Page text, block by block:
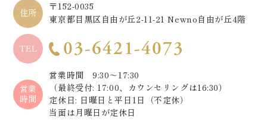
住所
〒152-0035
東京都目黒区自由が丘2-11-21 Newno自由が丘4階
TEL 03-6421-4073
営業
時間
営業時間 9:30～17:30
（最終受付: 17:00、カウンセリングは16:30）
定休日: 日曜日と平日1日（不定休）
当面は月曜日が定休日